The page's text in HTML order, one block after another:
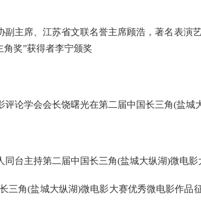
席、江苏省文联名誉主席顾浩，著名表演
角奖”获得者李宁颁奖
评论学会会长饶曙光在第二届中国长三角(盐城
台主持第二届中国长三角(盐城大纵湖)微电影
角(盐城大纵湖)微电影大赛优秀微电影作品